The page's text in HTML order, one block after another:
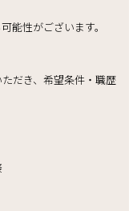
能性がございます。
だき、希望条件・職歴